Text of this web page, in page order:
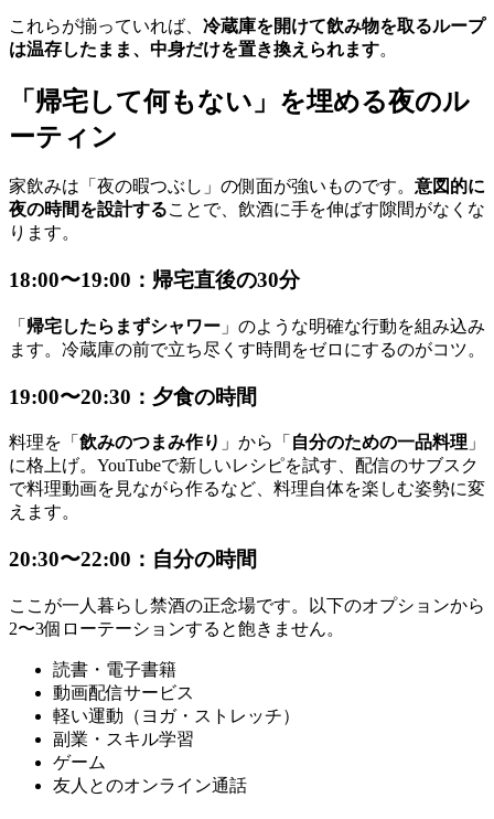
これらが揃っていれば、 冷蔵庫を開けて飲み物を取るループ
は温存したまま、中身だけを置き換えられます。
「帰宅して何もない」を埋める夜のル
ーティン
家飲みは「夜の暇つぶし」の側面が強いものです。 意図的に
夜の時間を設計することで、飲酒に手を伸ばす隙間がなくな
ります。
18:00〜19:00：帰宅直後の30分
「 帰宅したらまずシャワー 」のような明確な行動を組み込み
ます。冷蔵庫の前で立ち尽くす時間をゼロにするのがコツ。
19:00〜20:30：夕食の時間
料理を「 飲みのつまみ作り 」から「 自分のための一品料理 」
に格上げ。YouTubeで新しいレシピを試す、配信のサブスク
で料理動画を見ながら作るなど、料理自体を楽しむ姿勢に変
えます。
20:30〜22:00：自分の時間
ここが一人暮らし禁酒の正念場です。以下のオプションから
2〜3個ローテーションすると飽きません。
読書・電子書籍
動画配信サービス
軽い運動（ヨガ・ストレッチ）
副業・スキル学習
ゲーム
友人とのオンライン通話